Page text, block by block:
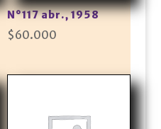
N°117 abr., 1958
$60.000